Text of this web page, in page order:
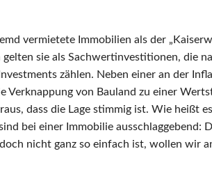
vermietete Immobilien als der
sie als Sachwertinvestitionen, die
zählen. Neben einer an der
Verknappung von Bauland zu einer
dass die Lage stimmig ist. Wie heißt
bei einer Immobilie ausschlaggebend:
nicht ganz so einfach ist, wollen wir